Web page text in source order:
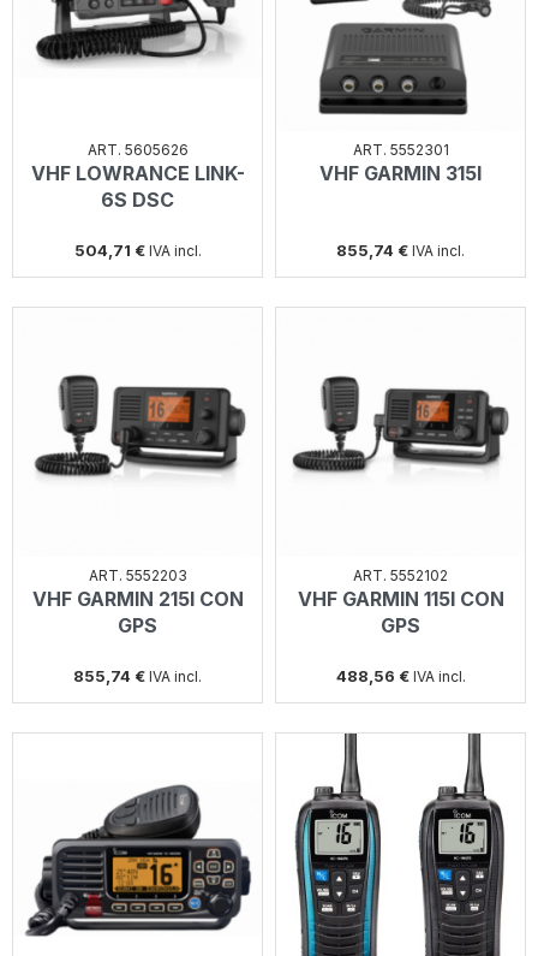
ART. 5605626
VHF LOWRANCE LINK-
6S DSC
504,71 € IVA incl.
ART. 5552301
VHF GARMIN 315I
855,74 € IVA incl.
ART. 5552203
VHF GARMIN 215I CON
GPS
855,74 € IVA incl.
ART. 5552102
VHF GARMIN 115I CON
GPS
488,56 € IVA incl.